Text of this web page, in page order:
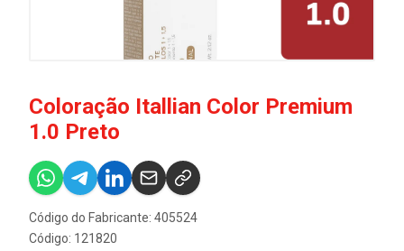
Coloração Itallian Color Premium
1.0 Preto
Código do Fabricante: 405524
Código: 121820